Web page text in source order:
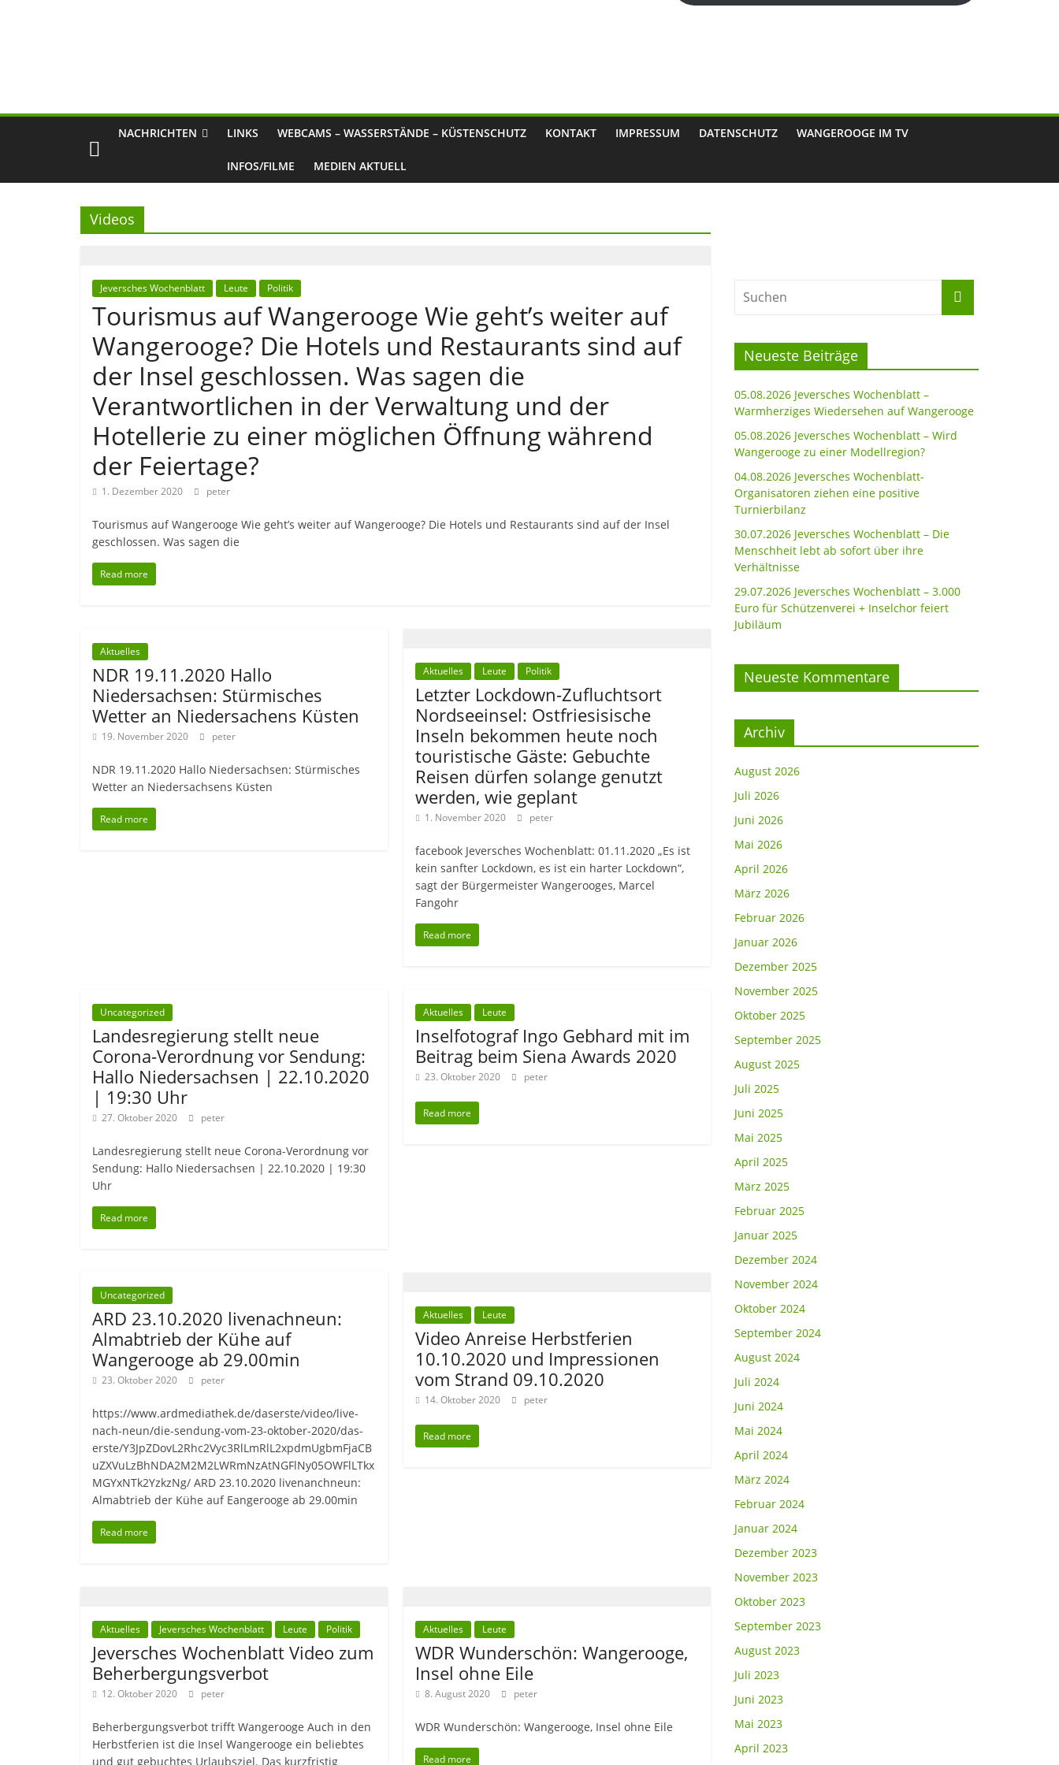
NACHRICHTEN LINKS WEBCAMS – WASSERSTÄNDE – KÜSTENSCHUTZ KONTAKT IMPRESSUM DATENSCHUTZ WANGEROOGE IM TV
INFOS/FILME MEDIEN AKTUELL
Videos
Jeversches Wochenblatt Leute Politik
Tourismus auf Wangerooge Wie geht’s weiter auf
Wangerooge? Die Hotels und Restaurants sind auf
der Insel geschlossen. Was sagen die
Verantwortlichen in der Verwaltung und der
Hotellerie zu einer möglichen Öffnung während
der Feiertage?
1. Dezember 2020 peter
Tourismus auf Wangerooge Wie geht’s weiter auf Wangerooge? Die Hotels und Restaurants sind auf der Insel
geschlossen. Was sagen die
Read more
Aktuelles
NDR 19.11.2020 Hallo
Niedersachsen: Stürmisches
Wetter an Niedersachens Küsten
19. November 2020 peter
NDR 19.11.2020 Hallo Niedersachsen: Stürmisches
Wetter an Niedersachsens Küsten
Read more
Aktuelles Leute Politik
Letzter Lockdown-Zufluchtsort
Nordseeinsel: Ostfriesisische
Inseln bekommen heute noch
touristische Gäste: Gebuchte
Reisen dürfen solange genutzt
werden, wie geplant
1. November 2020 peter
facebook Jeversches Wochenblatt: 01.11.2020 „Es ist
kein sanfter Lockdown, es ist ein harter Lockdown“,
sagt der Bürgermeister Wangerooges, Marcel
Fangohr
Read more
Uncategorized
Landesregierung stellt neue
Corona-Verordnung vor Sendung:
Hallo Niedersachsen | 22.10.2020
| 19:30 Uhr
27. Oktober 2020 peter
Landesregierung stellt neue Corona-Verordnung vor
Sendung: Hallo Niedersachsen | 22.10.2020 | 19:30
Uhr
Read more
Aktuelles Leute
Inselfotograf Ingo Gebhard mit im
Beitrag beim Siena Awards 2020
23. Oktober 2020 peter
Read more
Uncategorized
ARD 23.10.2020 livenachneun:
Almabtrieb der Kühe auf
Wangerooge ab 29.00min
23. Oktober 2020 peter
https://www.ardmediathek.de/daserste/video/live-
nach-neun/die-sendung-vom-23-oktober-2020/das-
erste/Y3JpZDovL2Rhc2Vyc3RlLmRlL2xpdmUgbmFjaCB
uZXVuLzBhNDA2M2M2LWRmNzAtNGFlNy05OWFlLTkx
MGYxNTk2YzkzNg/ ARD 23.10.2020 livenanchneun:
Almabtrieb der Kühe auf Eangerooge ab 29.00min
Read more
Aktuelles Leute
Video Anreise Herbstferien
10.10.2020 und Impressionen
vom Strand 09.10.2020
14. Oktober 2020 peter
Read more
Aktuelles Jeversches Wochenblatt Leute Politik
Jeversches Wochenblatt Video zum
Beherbergungsverbot
12. Oktober 2020 peter
Beherbergungsverbot trifft Wangerooge Auch in den
Herbstferien ist die Insel Wangerooge ein beliebtes
und gut gebuchtes Urlaubsziel. Das kurzfristig
Aktuelles Leute
WDR Wunderschön: Wangerooge,
Insel ohne Eile
8. August 2020 peter
WDR Wunderschön: Wangerooge, Insel ohne Eile
Read more
Neueste Beiträge
05.08.2026 Jeversches Wochenblatt –
Warmherziges Wiedersehen auf Wangerooge
05.08.2026 Jeversches Wochenblatt – Wird
Wangerooge zu einer Modellregion?
04.08.2026 Jeversches Wochenblatt-
Organisatoren ziehen eine positive
Turnierbilanz
30.07.2026 Jeversches Wochenblatt – Die
Menschheit lebt ab sofort über ihre
Verhältnisse
29.07.2026 Jeversches Wochenblatt – 3.000
Euro für Schützenverei + Inselchor feiert
Jubiläum
Neueste Kommentare
Archiv
August 2026
Juli 2026
Juni 2026
Mai 2026
April 2026
März 2026
Februar 2026
Januar 2026
Dezember 2025
November 2025
Oktober 2025
September 2025
August 2025
Juli 2025
Juni 2025
Mai 2025
April 2025
März 2025
Februar 2025
Januar 2025
Dezember 2024
November 2024
Oktober 2024
September 2024
August 2024
Juli 2024
Juni 2024
Mai 2024
April 2024
März 2024
Februar 2024
Januar 2024
Dezember 2023
November 2023
Oktober 2023
September 2023
August 2023
Juli 2023
Juni 2023
Mai 2023
April 2023